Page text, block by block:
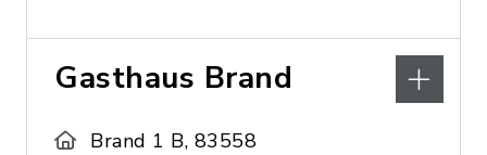
Gasthaus Brand
Brand 1 B, 83558